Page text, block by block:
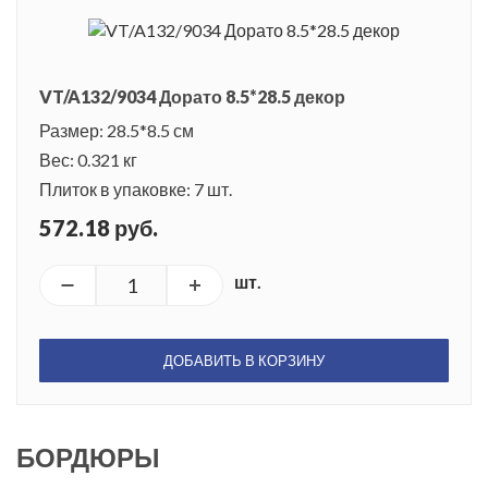
VT/A132/9034 Дорато 8.5*28.5 декор
Размер: 28.5*8.5 см
Вес: 0.321 кг
Плиток в упаковке: 7 шт.
572.18 руб.
шт.
ДОБАВИТЬ В КОРЗИНУ
БОРДЮРЫ